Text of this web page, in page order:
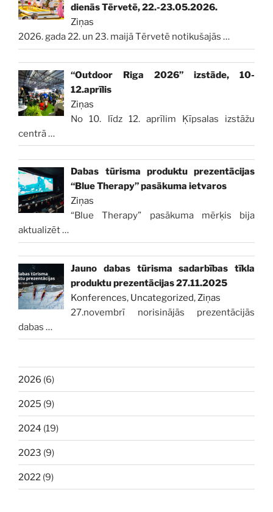
dienās Tērvetē, 22.-23.05.2026.
Ziņas
2026. gada 22. un 23. maijā Tērvetē notikušajās …
“Outdoor Riga 2026” izstāde, 10-
12.aprīlis
Ziņas
No 10. līdz 12. aprīlim Ķīpsalas izstāžu
centrā…
Dabas tūrisma produktu prezentācijas
“Blue Therapy” pasākuma ietvaros
Ziņas
“Blue Therapy” pasākuma mērķis bija
aktualizēt…
Jauno dabas tūrisma sadarbības tīkla
produktu prezentācijas 27.11.2025
Konferences, Uncategorized, Ziņas
27.novembrī norisinājās prezentācijās
dabas …
2026 (6)
2025 (9)
2024 (19)
2023 (9)
2022 (9)